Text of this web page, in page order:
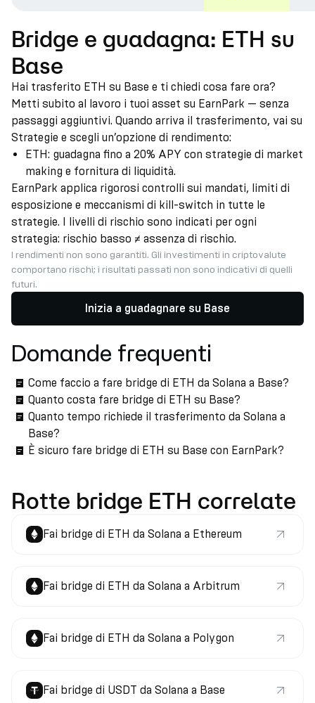
Bridge e guadagna: ETH su
Base
Hai trasferito ETH su Base e ti chiedi cosa fare ora?
Metti subito al lavoro i tuoi asset su EarnPark — senza
passaggi aggiuntivi. Quando arriva il trasferimento, vai su
Strategie e scegli un’opzione di rendimento:
ETH: guadagna fino a 20% APY con strategie di market
making e fornitura di liquidità.
EarnPark applica rigorosi controlli sui mandati, limiti di
esposizione e meccanismi di kill-switch in tutte le
strategie. I livelli di rischio sono indicati per ogni
strategia: rischio basso ≠ assenza di rischio.
I rendimenti non sono garantiti. Gli investimenti in criptovalute
comportano rischi; i risultati passati non sono indicativi di quelli
futuri.
Inizia a guadagnare su Base
Domande frequenti
Come faccio a fare bridge di ETH da Solana a Base?
Quanto costa fare bridge di ETH su Base?
Quanto tempo richiede il trasferimento da Solana a
Base?
È sicuro fare bridge di ETH su Base con EarnPark?
Rotte bridge ETH correlate
Fai bridge di ETH da Solana a Ethereum
Fai bridge di ETH da Solana a Arbitrum
Fai bridge di ETH da Solana a Polygon
Fai bridge di USDT da Solana a Base